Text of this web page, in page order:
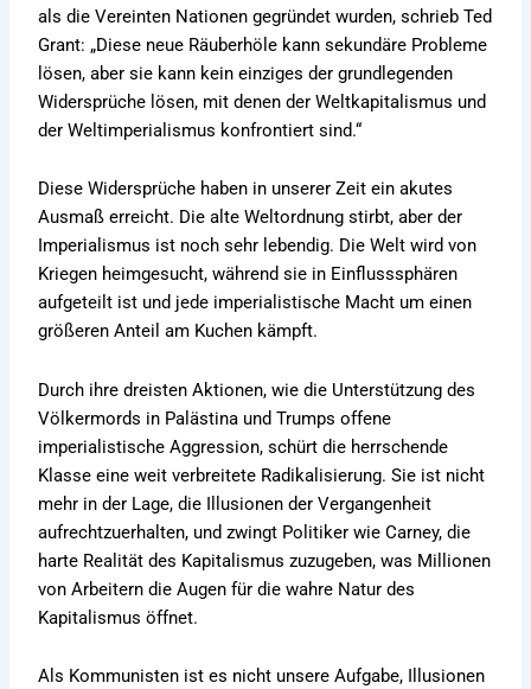
als die Vereinten Nationen gegründet wurden, schrieb Ted
Grant: „Diese neue Räuberhöle kann sekundäre Probleme
lösen, aber sie kann kein einziges der grundlegenden
Widersprüche lösen, mit denen der Weltkapitalismus und
der Weltimperialismus konfrontiert sind.“
Diese Widersprüche haben in unserer Zeit ein akutes
Ausmaß erreicht. Die alte Weltordnung stirbt, aber der
Imperialismus ist noch sehr lebendig. Die Welt wird von
Kriegen heimgesucht, während sie in Einflusssphären
aufgeteilt ist und jede imperialistische Macht um einen
größeren Anteil am Kuchen kämpft.
Durch ihre dreisten Aktionen, wie die Unterstützung des
Völkermords in Palästina und Trumps offene
imperialistische Aggression, schürt die herrschende
Klasse eine weit verbreitete Radikalisierung. Sie ist nicht
mehr in der Lage, die Illusionen der Vergangenheit
aufrechtzuerhalten, und zwingt Politiker wie Carney, die
harte Realität des Kapitalismus zuzugeben, was Millionen
von Arbeitern die Augen für die wahre Natur des
Kapitalismus öffnet.
Als Kommunisten ist es nicht unsere Aufgabe, Illusionen